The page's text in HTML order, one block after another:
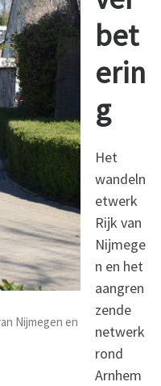
Nijmegen en
bet
erin
g
Het
wandeln
etwerk
Rijk van
Nijmege
n en het
aangren
zende
netwerk
rond
Arnhem